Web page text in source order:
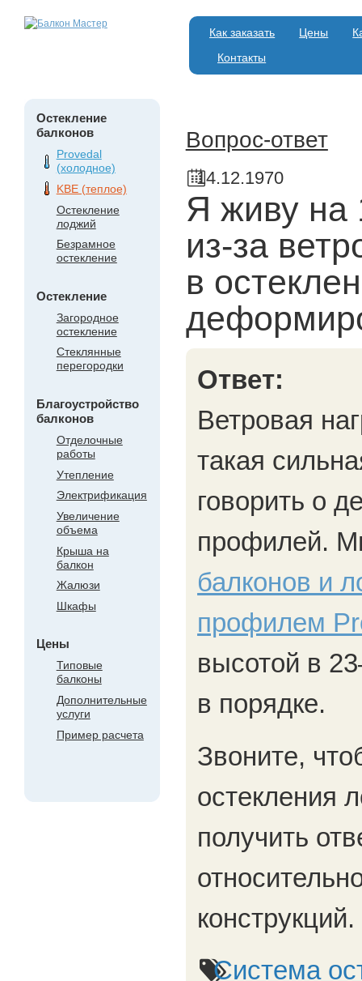
Как заказать Цены
Контакты
Остекление
балконов
Provedal
(холодное)
KBE (теплое)
Остекление
лоджий
Безрамное
остекление
Остекление
Загородное
остекление
Стеклянные
перегородки
Благоустройство
балконов
Отделочные
работы
Утепление
Электрификация
Увеличение
объема
Крыша на
балкон
Жалюзи
Шкафы
Цены
Типовые
балконы
Дополнительные
услуги
Пример расчета
Вопрос-ответ
14.12.1970
Я живу на
из-за
в
Ответ:
Ветровая
такая
говорить о
профилей.
балконов и
профилем
высотой в
в порядке.
Звоните,
остекления
получить
конструкций.
Система